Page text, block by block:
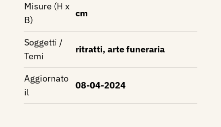
Misure (H x
B)
cm
Soggetti /
Temi
ritratti, arte funeraria
Aggiornato
il
08-04-2024